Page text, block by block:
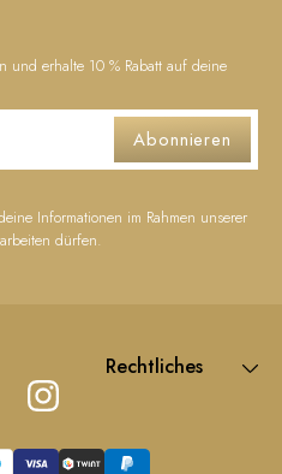
Rechtliches
erhalte 10 % Rabatt auf deine
Abonnieren
Informationen im Rahmen unserer
dürfen.